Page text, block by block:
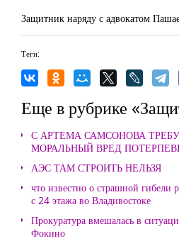
Защитник наряду с адвокатом
Теги:
Еще в рубрике
С АРТЕМА САМСОНОВА
МОРАЛЬНЫЙ ВРЕД
АЭС ТАМ СТРОИТЬ НЕЛЬЗЯ
что известно о страшной гибели
с 24 этажа во Владивостоке
Прокуратура вмешалась в
Фокино